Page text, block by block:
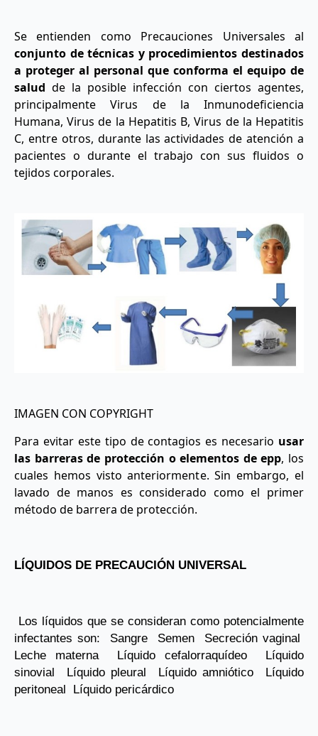
Se entienden como Precauciones Universales al
conjunto de técnicas y procedimientos destinados
a proteger al personal que conforma el equipo de
salud de la posible infección con ciertos agentes,
principalmente Virus de la Inmunodeficiencia
Humana, Virus de la Hepatitis B, Virus de la Hepatitis
C, entre otros, durante las actividades de atención a
pacientes o durante el trabajo con sus fluidos o
tejidos corporales.
IMAGEN CON COPYRIGHT
Para evitar este tipo de contagios es necesario usar
las barreras de protección o elementos de epp, los
cuales hemos visto anteriormente. Sin embargo, el
lavado de manos es considerado como el primer
método de barrera de protección.
LÍQUIDOS DE PRECAUCIÓN UNIVERSAL
Los líquidos que se consideran como potencialmente
infectantes son:  Sangre  Semen  Secreción vaginal
Leche materna  Líquido cefalorraquídeo  Líquido
sinovial  Líquido pleural  Líquido amniótico  Líquido
peritoneal  Líquido pericárdico